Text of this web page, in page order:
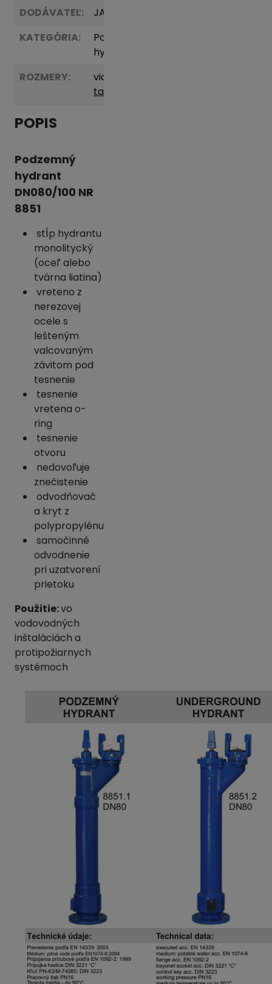
DODÁVATEĽ:
JAFAR
KATEGÓRIA:
Podzemné
hydranty
ROZMERY:
viď
tabuľka
POPIS
Podzemný
hydrant
DN080/100 NR
8851
stĺp hydrantu
monolitycký
(oceľ alebo
tvárna liatina)
vreteno z
nerezovej
ocele s
lešteným
valcovaným
závitom pod
tesnenie
tesnenie
vretena o-
ring
tesnenie
otvoru
nedovoľuje
znečistenie
odvodňovač
a kryt z
polypropylénu
samočinné
odvodnenie
pri uzatvorení
prietoku
Použitie:vo
vodovodných
inštaláciách a
protipožiarnych
systémoch